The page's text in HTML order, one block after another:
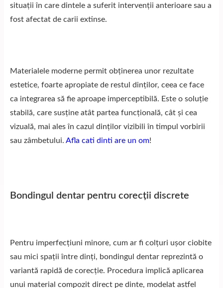
situații în care dintele a suferit intervenții anterioare sau a
fost afectat de carii extinse.
Materialele moderne permit obținerea unor rezultate
estetice, foarte apropiate de restul dinților, ceea ce face
ca integrarea să fie aproape imperceptibilă. Este o soluție
stabilă, care susține atât partea funcțională, cât și cea
vizuală, mai ales în cazul dinților vizibili în timpul vorbirii
sau zâmbetului. Afla cati dinti are un om!
Bondingul dentar pentru corecții discrete
Pentru imperfecțiuni minore, cum ar fi colțuri ușor ciobite
sau mici spații între dinți, bondingul dentar reprezintă o
variantă rapidă de corecție. Procedura implică aplicarea
unui material compozit direct pe dinte, modelat astfel